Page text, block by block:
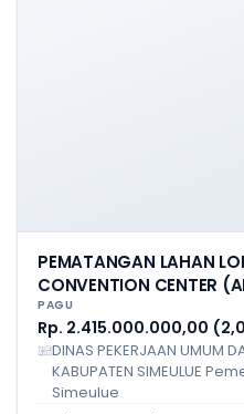
PEMATANGAN LAHAN
CONVENTION CENTER
PAGU
Rp. 2.415.000.000,00
DINAS PEKERJAAN UMUM
KABUPATEN SIMEULUE
Simeulue